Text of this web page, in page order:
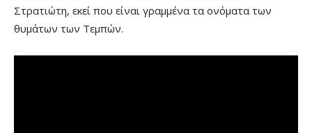
Στρατιώτη, εκεί που είναι γραμμένα τα ονόματα των
θυμάτων των Τεμπών.